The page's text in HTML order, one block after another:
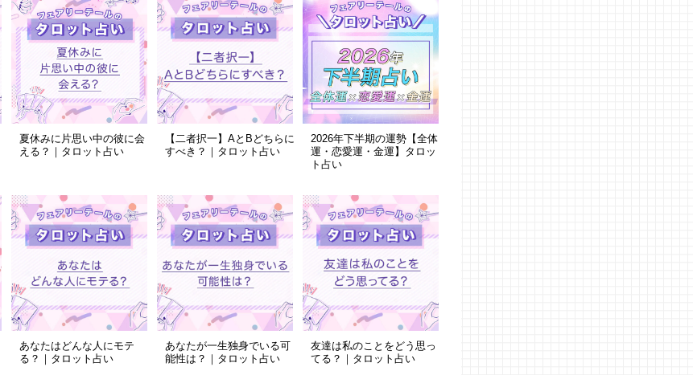
夏休みに片思い中の彼に会
える？｜タロット占い
【二者択一】AとBどちらに
すべき？｜タロット占い
2026年下半期の運勢【全体
運・恋愛運・金運】タロッ
ト占い
あなたはどんな人にモテ
る？｜タロット占い
あなたが一生独身でいる可
能性は？｜タロット占い
友達は私のことをどう思っ
てる？｜タロット占い